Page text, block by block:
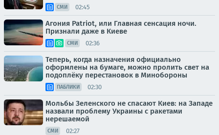
СМИ 02:45
Агония Patriot, или Главная сенсация ночи.
Признали даже в Киеве
СМИ 02:36
Теперь, когда назначения официально
оформлены на бумаге, можно пролить свет на
подоплёку перестановок в Минобороны
ПАБЛИКИ 02:30
Мольбы Зеленского не спасают Киев: на Западе
назвали проблему Украины с ракетами
нерешаемой
СМИ 02:27